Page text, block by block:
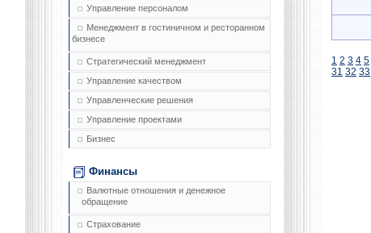
Управление персоналом
Менеджмент в гостиничном и ресторанном
бизнесе
Стратегический менеджмент
Управление качеством
Управленческие решения
Управление проектами
Бизнес
Финансы
Валютные отношения и денежное
обращение
Страхование
1 2 3 4 5
31 32 33